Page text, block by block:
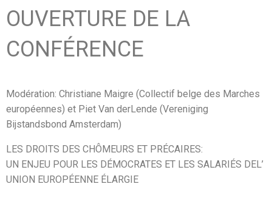
OUVERTURE DE LA
CONFÉRENCE
Modération: Christiane Maigre (Collectif belge des Marches
européennes) et Piet Van derLende (Vereniging
Bijstandsbond Amsterdam)
LES DROITS DES CHÔMEURS ET PRÉCAIRES:
UN ENJEU POUR LES DÉMOCRATES ET LES SALARIÉS DEL’
UNION EUROPÉENNE ÉLARGIE